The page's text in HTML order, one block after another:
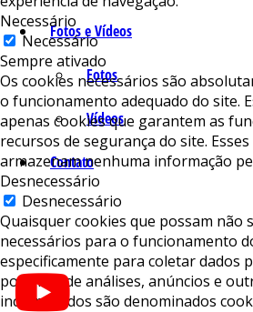
Fotos e Vídeos
Fotos
Vídeos
Contato
Necessário
Necessário
Sempre ativado
Os cookies necessários são
o funcionamento adequado do site.
apenas cookies que garantem as
recursos de segurança do site.
armazenam nenhuma informação
Desnecessário
Desnecessário
Quaisquer cookies que possam não
necessários para o funcionamento
especificamente para coletar dados
por meio de análises, anúncios e
incorporados são denominados